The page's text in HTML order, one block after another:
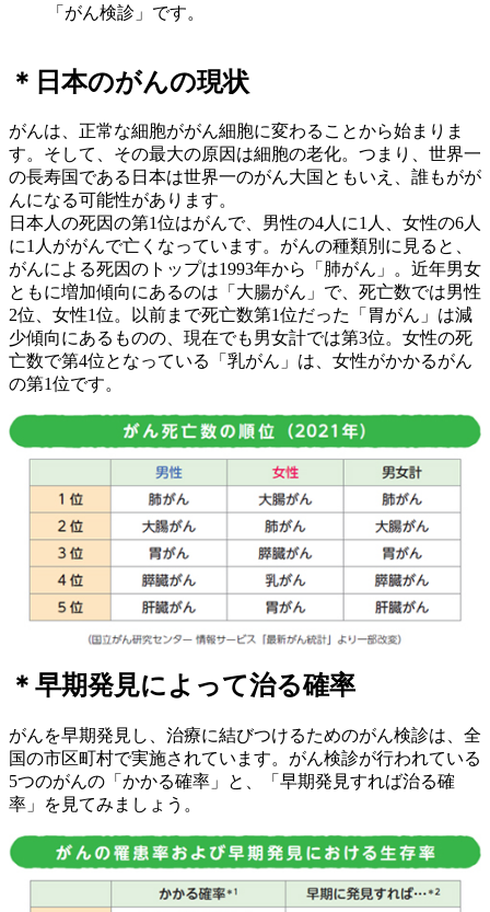
「がん検診」です。
＊日本のがんの現状
がんは、正常な細胞ががん細胞に変わることから始まりま
す。そして、その最大の原因は細胞の老化。つまり、世界一
の長寿国である日本は世界一のがん大国ともいえ、誰もがが
んになる可能性があります。
日本人の死因の第1位はがんで、男性の4人に1人、女性の6人
に1人ががんで亡くなっています。がんの種類別に見ると、
がんによる死因のトップは1993年から「肺がん」。近年男女
ともに増加傾向にあるのは「大腸がん」で、死亡数では男性
2位、女性1位。以前まで死亡数第1位だった「胃がん」は減
少傾向にあるものの、現在でも男女計では第3位。女性の死
亡数で第4位となっている「乳がん」は、女性がかかるがん
の第1位です。
＊早期発見によって治る確率
がんを早期発見し、治療に結びつけるためのがん検診は、全
国の市区町村で実施されています。がん検診が行われている
5つのがんの「かかる確率」と、「早期発見すれば治る確
率」を見てみましょう。